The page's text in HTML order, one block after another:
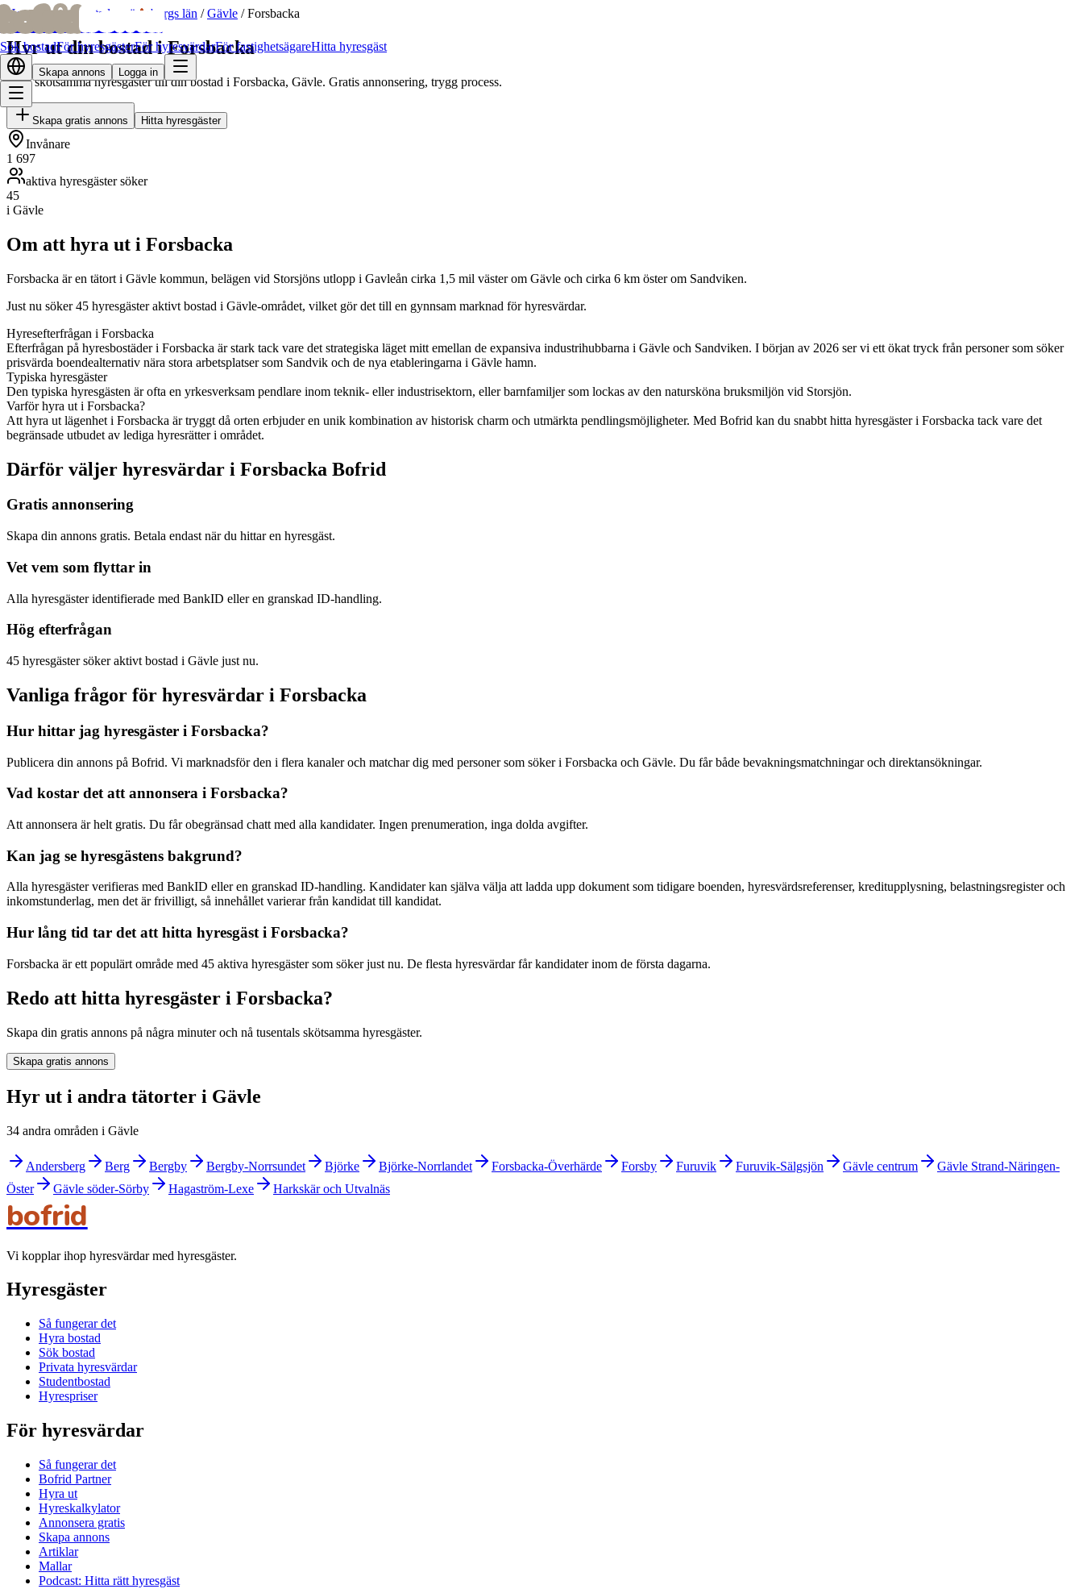
bofridbofrid
Sök bostadFör hyresgästerFör hyresvärdarFör fastighetsägareHitta hyresgäst
Skapa annons Logga in
Hem/ Hyr ut bostad Gävleborgs län /Gävle /Forsbacka
Hyr ut din bostad i Forsbacka
Hitta skötsamma hyresgäster till din bostad i Forsbacka, Gävle. Gratis annonsering, trygg process.
Skapa gratis annons Hitta hyresgäster
Invånare
1 697
aktiva hyresgäster söker
45
i Gävle
Om att hyra ut i Forsbacka
Forsbacka är en tätort i Gävle kommun, belägen vid Storsjöns utlopp i Gavleån cirka 1,5 mil väster om Gävle och cirka 6 km öster om Sandviken.
Just nu söker 45 hyresgäster aktivt bostad i Gävle-området, vilket gör det till en gynnsam marknad för hyresvärdar.
Hyresefterfrågan i Forsbacka
Efterfrågan på hyresbostäder i Forsbacka är stark tack vare det strategiska läget mitt emellan de expansiva industrihubbarna i Gävle och Sandviken. I början av 2026 ser vi ett ökat tryck från personer som söker
prisvärda boendealternativ nära stora arbetsplatser som Sandvik och de nya etableringarna i Gävle hamn.
Typiska hyresgäster
Den typiska hyresgästen är ofta en yrkesverksam pendlare inom teknik- eller industrisektorn, eller barnfamiljer som lockas av den natursköna bruksmiljön vid Storsjön.
Varför hyra ut i Forsbacka?
Att hyra ut lägenhet i Forsbacka är tryggt då orten erbjuder en unik kombination av historisk charm och utmärkta pendlingsmöjligheter. Med Bofrid kan du snabbt hitta hyresgäster i Forsbacka tack vare det
begränsade utbudet av lediga hyresrätter i området.
Därför väljer hyresvärdar i Forsbacka Bofrid
Gratis annonsering
Skapa din annons gratis. Betala endast när du hittar en hyresgäst.
Vet vem som flyttar in
Alla hyresgäster identifierade med BankID eller en granskad ID-handling.
Hög efterfrågan
45 hyresgäster söker aktivt bostad i Gävle just nu.
Vanliga frågor för hyresvärdar i Forsbacka
Hur hittar jag hyresgäster i Forsbacka?
Publicera din annons på Bofrid. Vi marknadsför den i flera kanaler och matchar dig med personer som söker i Forsbacka och Gävle. Du får både bevakningsmatchningar och direktansökningar.
Vad kostar det att annonsera i Forsbacka?
Att annonsera är helt gratis. Du får obegränsad chatt med alla kandidater. Ingen prenumeration, inga dolda avgifter.
Kan jag se hyresgästens bakgrund?
Alla hyresgäster verifieras med BankID eller en granskad ID-handling. Kandidater kan själva välja att ladda upp dokument som tidigare boenden, hyresvärdsreferenser, kreditupplysning, belastningsregister och
inkomstunderlag, men det är frivilligt, så innehållet varierar från kandidat till kandidat.
Hur lång tid tar det att hitta hyresgäst i Forsbacka?
Forsbacka är ett populärt område med 45 aktiva hyresgäster som söker just nu. De flesta hyresvärdar får kandidater inom de första dagarna.
Redo att hitta hyresgäster i Forsbacka?
Skapa din gratis annons på några minuter och nå tusentals skötsamma hyresgäster.
Skapa gratis annons
Hyr ut i andra tätorter i Gävle
34 andra områden i Gävle
Andersberg Berg Bergby Bergby-Norrsundet Björke Björke-Norrlandet Forsbacka-Överhärde Forsby Furuvik Furuvik-Sälgsjön Gävle centrum
Gävle Strand-Näringen-
Öster
Gävle söder-Sörby Hagaström-Lexe Harkskär och Utvalnäs
bofrid
Vi kopplar ihop hyresvärdar med hyresgäster.
Hyresgäster
Så fungerar det
Hyra bostad
Sök bostad
Privata hyresvärdar
Studentbostad
Hyrespriser
För hyresvärdar
Så fungerar det
Bofrid Partner
Hyra ut
Hyreskalkylator
Annonsera gratis
Skapa annons
Artiklar
Mallar
Podcast: Hitta rätt hyresgäst